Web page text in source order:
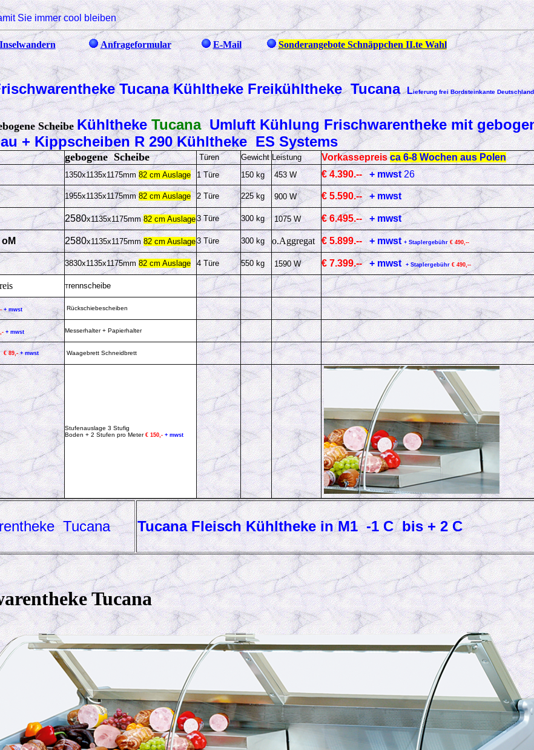
Sie immer cool bleiben
Anfrageformular E-Mail Sonderangebote Schnäppchen II.te Wahl
TucanaKühltheke FreikühlthekeTucanaLieferung frei Bordsteinkante
ScheibeKühltheke Tucana Umluft Kühlung Frischwarentheke mit
+ Kippscheiben R 290 Kühltheke ES Systems
gebogene Scheibe Türen Gewicht Leistung Vorkassepreis ca 6-8 Wochen aus Polen
1350x1135x1175mm82 cm Auslage 1 Türe 150 kg 453 W € 4.390.-- + mwst26
1955x1135x1175mm82 cm Auslage 2 Türe 225 kg 900 W € 5.590.-- + mwst
2580x1135x1175mm82 cm Auslage3 Türe 300 kg 1075 W € 6.495.-- + mwst
2580x1135x1175mm 82 cm Auslage3 Türe 300 kg o.Aggregat € 5.899.-- + mwst+ Staplergebühr € 490,--
3830x1135x1175mm82 cm Auslage 4 Türe 550 kg 1590 W € 7.399.-- + mwst + Staplergebühr€ 490,--
Trennscheibe
+ mwst Rückschiebescheiben
+ mwst Messerhalter + Papierhalter
€ 89,- + mwst Waagebrett Schneidbrett
Stufenauslage 3 Stufig
Boden + 2 Stufen pro Meter € 150,- + mwst
Tucana TucanaFleisch Kühltheke in M1 -1 C bis + 2 C
Tucana